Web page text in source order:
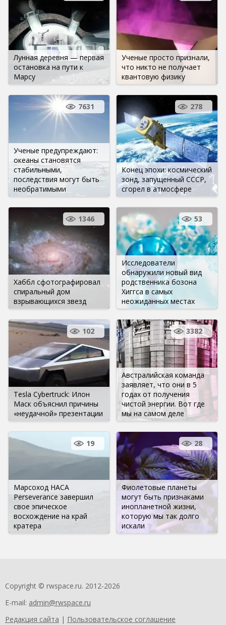
Лунная деревня — первая
остановка на пути к
Марсу
Ученые просто признали,
что никто не получает
квантовую физику
Ученые предупреждают:
океаны становятся
стабильными,
последствия могут быть
необратимыми
7631
Конец эпохи: космический
зонд, запущенный СССР,
сгорел в атмосфере
278
Хаббл сфотографировал
спиральный дом
взрывающихся звезд
1346
Исследователи
обнаружили новый вид
родственника бозона
Хиггса в самых
неожиданных местах
53
Tesla Cybertruck: Илон
Маск объяснил причины
«неудачной» презентации
102
Австралийская команда
заявляет, что они в 5
годах от получения
чистой энергии. Вот где
мы на самом деле
3382
Марсоход НАСА
Perseverance завершил
свое эпическое
восхождение на край
кратера
19
Фиолетовые планеты
могут быть признаками
инопланетной жизни,
которую мы так долго
искали
28
Copyright © rwspace.ru. 2012-2026
E-mail: admin@rwspace.ru
Редакция сайта | Пользовательское соглашение